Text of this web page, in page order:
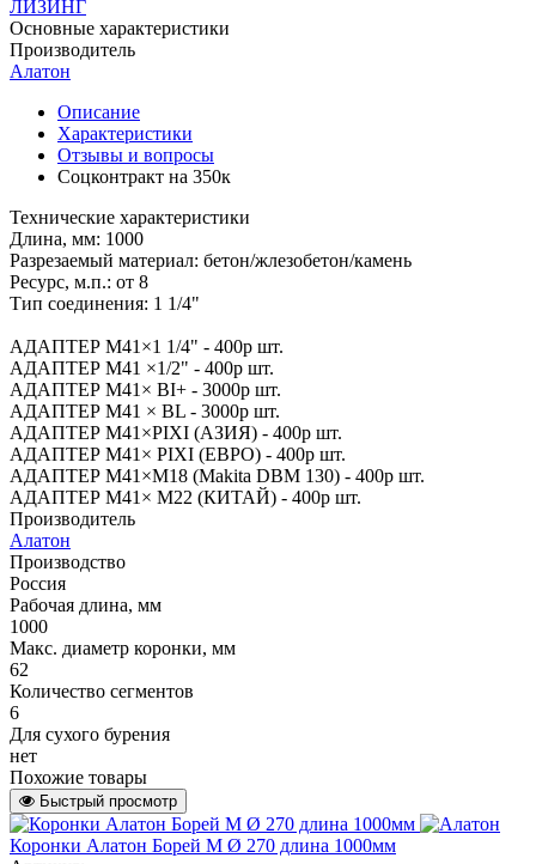
ЛИЗИНГ
Основные характеристики
Производитель
Алатон
Описание
Характеристики
Отзывы и вопросы
Соцконтракт на 350к
Технические характеристики
Длина, мм: 1000
Разрезаемый материал: бетон/жлезобетон/камень
Ресурс, м.п.: от 8
Тип соединения: 1 1/4"
АДАПТЕР М41×1 1/4" - 400р шт.
АДАПТЕР М41 ×1/2" - 400р шт.
АДАПТЕР М41× BI+ - 3000р шт.
АДАПТЕР М41 × BL - 3000р шт.
АДАПТЕР М41×PIXI (АЗИЯ) - 400р шт.
АДАПТЕР М41× PIXI (ЕВРО) - 400р шт.
АДАПТЕР М41×M18 (Makita DBM 130) - 400р шт.
АДАПТЕР М41× M22 (КИТАЙ) - 400р шт.
Производитель
Алатон
Производство
Россия
Рабочая длина, мм
1000
Макс. диаметр коронки, мм
62
Количество сегментов
6
Для сухого бурения
нет
Похожие товары
Быстрый просмотр
Коронки Алатон Борей М Ø 270 длина 1000мм